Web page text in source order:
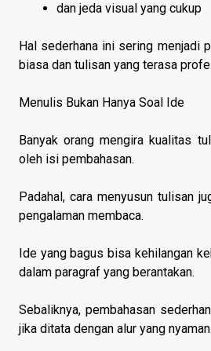
dan jeda visual yang cukup
Hal sederhana ini sering menjadi
biasa dan tulisan yang terasa
Menulis Bukan Hanya Soal Ide
Banyak orang mengira kualitas
oleh isi pembahasan.
Padahal, cara menyusun tulisan
pengalaman membaca.
Ide yang bagus bisa kehilangan
dalam paragraf yang berantakan.
Sebaliknya, pembahasan
jika ditata dengan alur yang nyaman.